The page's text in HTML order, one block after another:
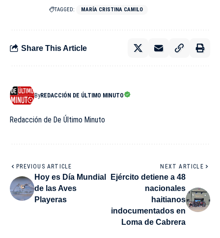
TAGGED: MARÍA CRISTINA CAMILO
Share This Article
ByREDACCIÓN DE ÚLTIMO MINUTO
Redacción de De Último Minuto
PREVIOUS ARTICLE
Hoy es Día Mundial
de las Aves
Playeras
NEXT ARTICLE
Ejército detiene a 48
nacionales
haitianos
indocumentados en
Loma de Cabrera